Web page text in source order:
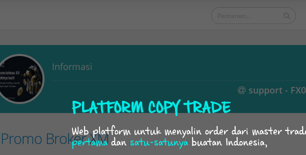
Informasi
support -
Promo Broker XM
PLATFORM COPY TRADE
Web platform untuk menyalin order dari master
pertamadan satu-satunya buatan Indonesia,